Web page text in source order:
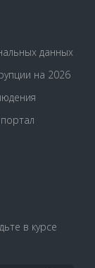
данных
на 2026
в курсе